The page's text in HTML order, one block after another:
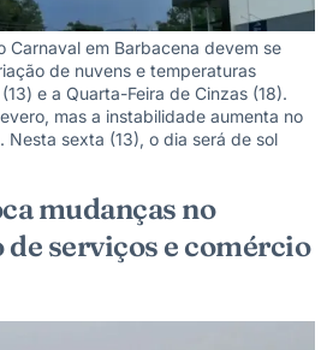
Carnaval em Barbacena devem se
de nuvens e temperaturas
e a Quarta-Feira de Cinzas (18).
mas a instabilidade aumenta no
Nesta sexta (13), o dia será de sol
mudanças no
serviços e comércio